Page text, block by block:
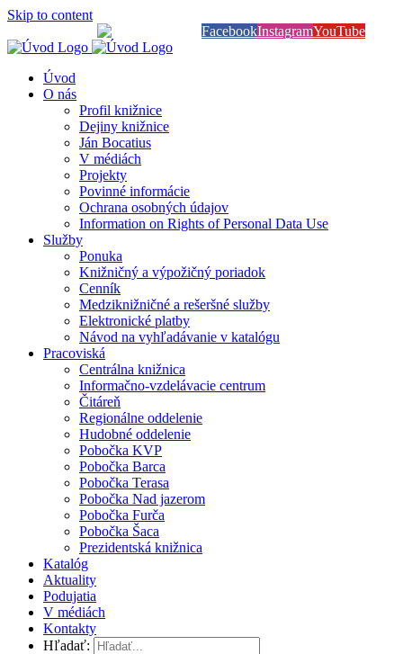
Skip to content
FacebookInstagramYouTube
Úvod
O nás
Profil knižnice
Dejiny knižnice
Ján Bocatius
V médiách
Projekty
Povinné informácie
Ochrana osobných údajov
Information on Rights of Personal Data Use
Služby
Ponuka
Knižničný a výpožičný poriadok
Cenník
Medziknižničné a rešeršné služby
Elektronické platby
Návod na vyhľadávanie v katalógu
Pracoviská
Centrálna knižnica
Informačno-vzdelávacie centrum
Čitáreň
Regionálne oddelenie
Hudobné oddelenie
Pobočka KVP
Pobočka Barca
Pobočka Terasa
Pobočka Nad jazerom
Pobočka Furča
Pobočka Šaca
Prezidentská knižnica
Katalóg
Aktuality
Podujatia
V médiách
Kontakty
Hľadať: